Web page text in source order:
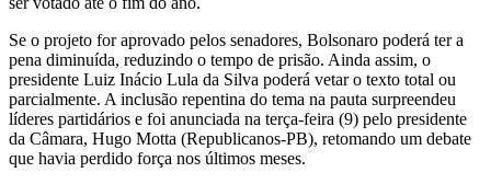
Se o projeto for aprovado pelos senadores, Bolsonaro poderá ter a
pena diminuída, reduzindo o tempo de prisão. Ainda assim, o
presidente Luiz Inácio Lula da Silva poderá vetar o texto total ou
parcialmente. A inclusão repentina do tema na pauta surpreendeu
líderes partidários e foi anunciada na terça-feira (9) pelo presidente
da Câmara, Hugo Motta (Republicanos-PB), retomando um debate
que havia perdido força nos últimos meses.